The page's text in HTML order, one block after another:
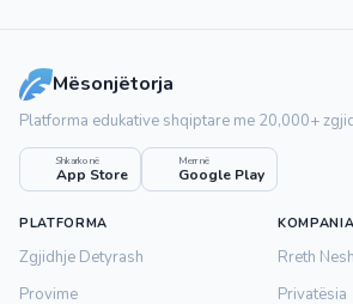
Mësonjëtorja
Platforma edukative shqiptare me 20,000+
Shkarko në
App Store
Merr në
Google Play
PLATFORMA
Zgjidhje Detyrash
Provime
KOMPANIA
Rreth Nesh
Privatësia